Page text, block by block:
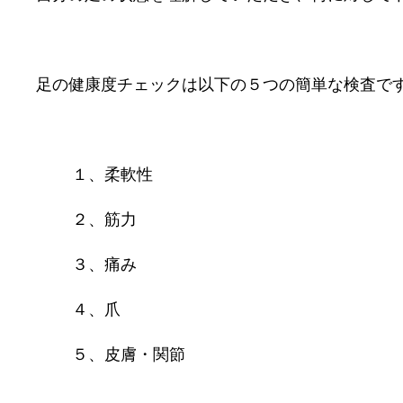
足の健康度チェックは以下の５つの簡単な検査で
１、柔軟性
２、筋力
３、痛み
４、爪
５、皮膚・関節